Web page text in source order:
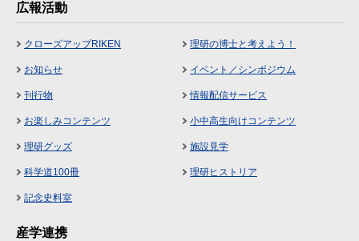
広報活動
クローズアップRIKEN 理研の博士と考えよう！
お知らせ イベント／シンポジウム
刊行物 情報配信サービス
お楽しみコンテンツ 小中高生向けコンテンツ
理研グッズ 施設見学
科学道100冊 理研ヒストリア
記念史料室
産学連携